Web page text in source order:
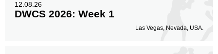
12.08.26
DWCS 2026: Week 1
Las Vegas, Nevada, USA.